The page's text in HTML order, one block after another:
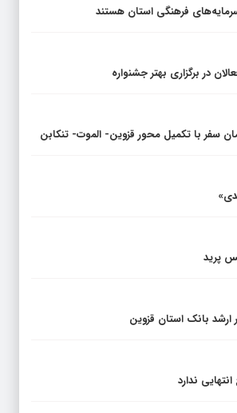
فرهنگی استان هستند
در برگزاری بهتر جشنواره
پرید
ارشد بانک استان قزوین
ندارد